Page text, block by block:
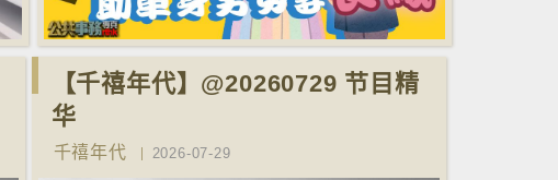
【千禧年代】@20260729 节目精
华
千禧年代 2026-07-29